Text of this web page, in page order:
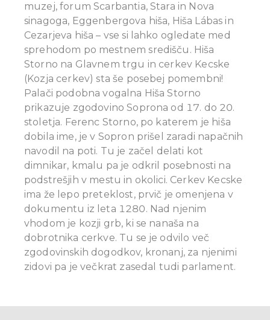
muzej, forum Scarbantia, Stara in Nova
sinagoga, Eggenbergova hiša, Hiša Lábas in
Cezarjeva hiša – vse si lahko ogledate med
sprehodom po mestnem središču. Hiša
Storno na Glavnem trgu in cerkev Kecske
(Kozja cerkev) sta še posebej pomembni!
Palači podobna vogalna Hiša Storno
prikazuje zgodovino Soprona od 17. do 20.
stoletja. Ferenc Storno, po katerem je hiša
dobila ime, je v Sopron prišel zaradi napačnih
navodil na poti. Tu je začel delati kot
dimnikar, kmalu pa je odkril posebnosti na
podstrešjih v mestu in okolici. Cerkev Kecske
ima že lepo preteklost, prvič je omenjena v
dokumentu iz leta 1280. Nad njenim
vhodom je kozji grb, ki se nanaša na
dobrotnika cerkve. Tu se je odvilo več
zgodovinskih dogodkov, kronanj, za njenimi
zidovi pa je večkrat zasedal tudi parlament.